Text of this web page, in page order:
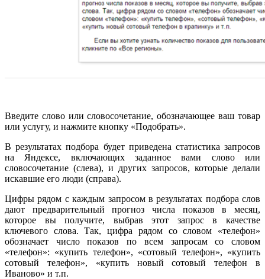
Введите слово или словосочетание, обозначающее ваш товар
или услугу, и нажмите кнопку «Подобрать».
В результатах подбора будет приведена статистика запросов
на Яндексе, включающих заданное вами слово или
словосочетание (слева), и других запросов, которые делали
искавшие его люди (справа).
Цифры рядом с каждым запросом в результатах подбора слов
дают предварительный прогноз числа показов в месяц,
которое вы получите, выбрав этот запрос в качестве
ключевого слова. Так, цифра рядом со словом «телефон»
обозначает число показов по всем запросам со словом
«телефон»: «купить телефон», «сотовый телефон», «купить
сотовый телефон», «купить новый сотовый телефон в
Иваново» и т.п.